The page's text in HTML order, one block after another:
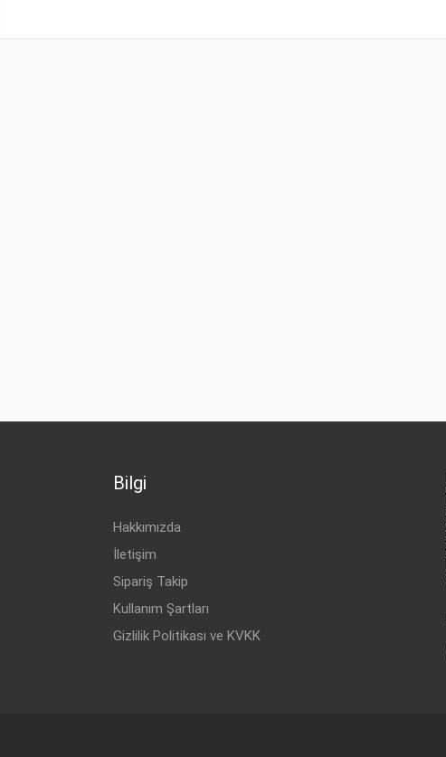
Bilgi
Hakkımızda
İletişim
Sipariş Takip
Kullanım Şartları
Gizlilik Politikası ve KVKK